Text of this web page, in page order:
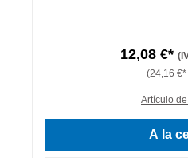
12,08 €*
(24,16 €*
Artículo
A la